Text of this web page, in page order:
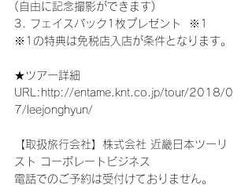
(自由に記念撮影ができます)
3. フェイスパック1枚プレゼント  ※1
※1の特典は免税店入店が条件となります。
★ツアー詳細
URL: http://entame.knt.co.jp/tour/2018/0
7/leejonghyun/
【取扱旅行会社】株式会社 近畿日本ツーリ
スト コーポレートビジネス
電話でのご予約は受付けておりません。